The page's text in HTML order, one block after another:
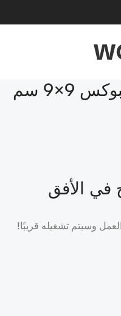
في الأفق
وسيتم تشغيله قريبًا!